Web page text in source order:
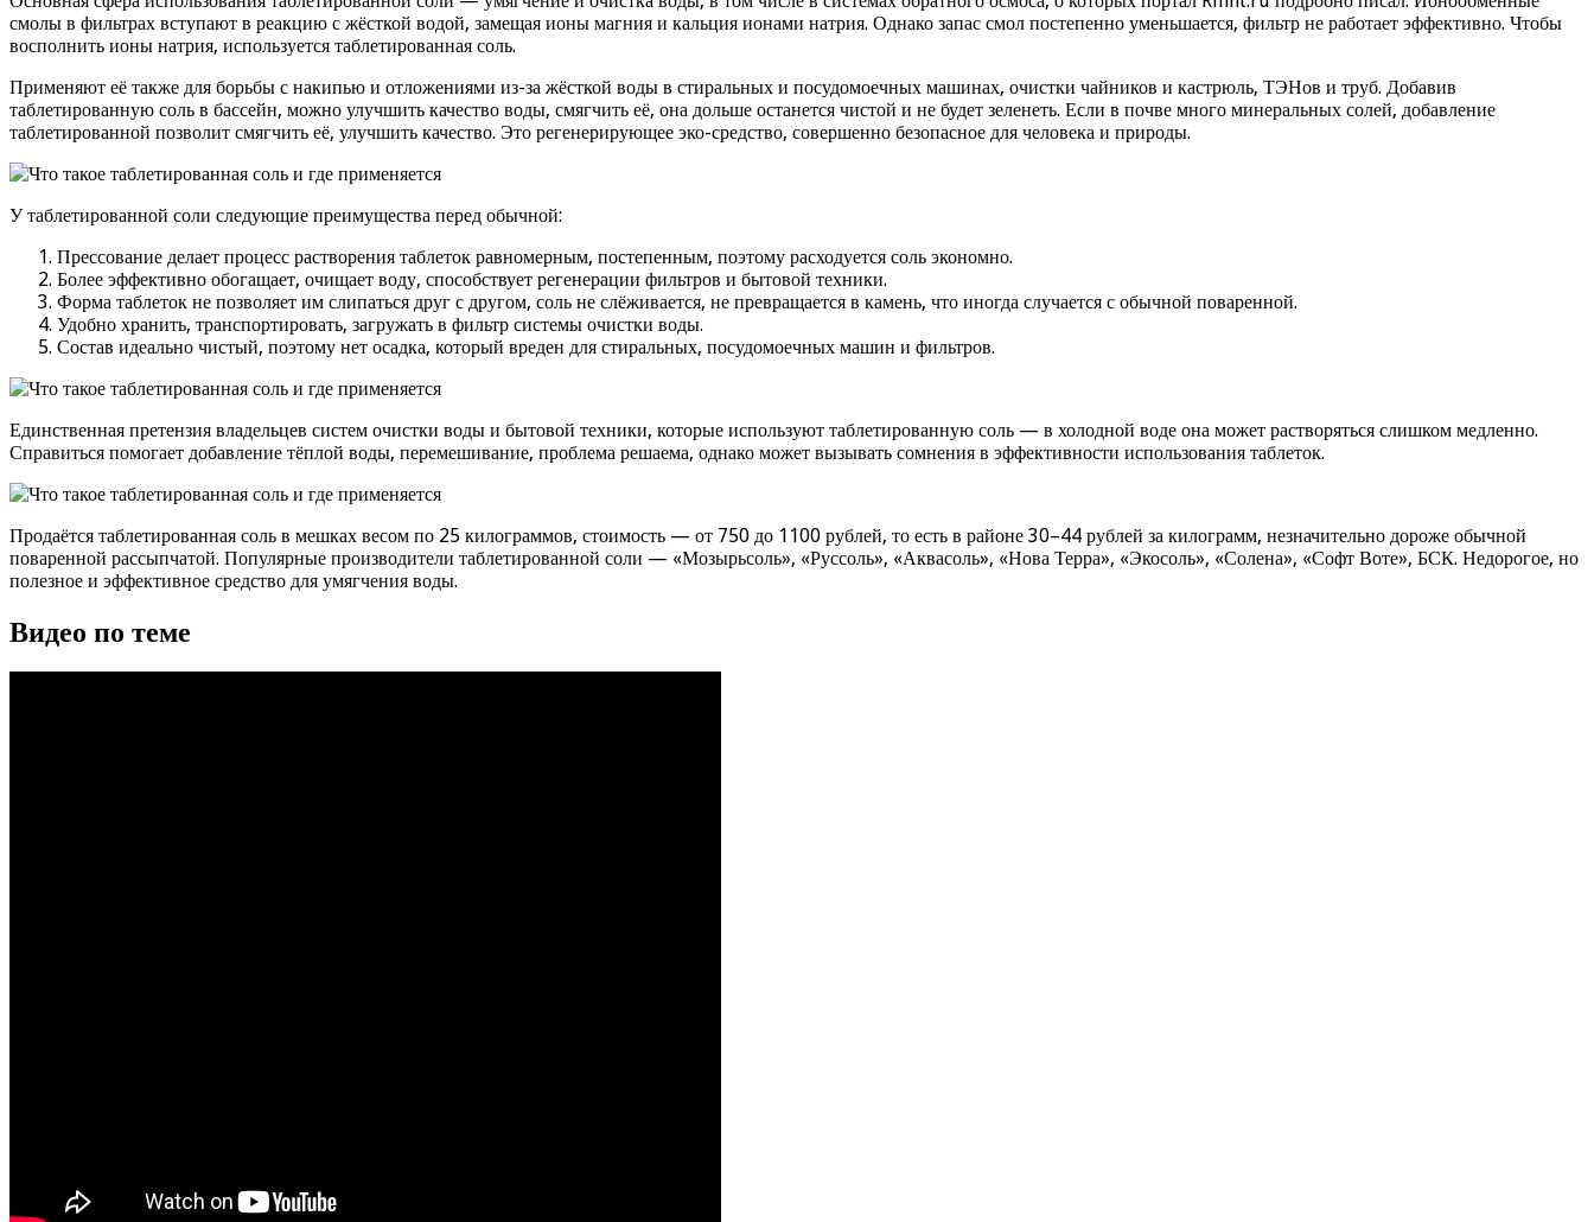
смолы в фильтрах вступают в реакцию с жёсткой водой, замещая ионы магния и кальция ионами натрия. Однако запас смол постепенно уменьшается, фильтр не работает эффективно. Чтобы
восполнить ионы натрия, используется таблетированная соль.
Применяют её также для борьбы с накипью и отложениями из-за жёсткой воды в стиральных и посудомоечных машинах, очистки чайников и кастрюль, ТЭНов и труб. Добавив
таблетированную соль в бассейн, можно улучшить качество воды, смягчить её, она дольше останется чистой и не будет зеленеть. Если в почве много минеральных солей, добавление
таблетированной позволит смягчить её, улучшить качество. Это регенерирующее эко-средство, совершенно безопасное для человека и природы.
У таблетированной соли следующие преимущества перед обычной:
Прессование делает процесс растворения таблеток равномерным, постепенным, поэтому расходуется соль экономно.
Более эффективно обогащает, очищает воду, способствует регенерации фильтров и бытовой техники.
Форма таблеток не позволяет им слипаться друг с другом, соль не слёживается, не превращается в камень, что иногда случается с обычной поваренной.
Удобно хранить, транспортировать, загружать в фильтр системы очистки воды.
Состав идеально чистый, поэтому нет осадка, который вреден для стиральных, посудомоечных машин и фильтров.
Единственная претензия владельцев систем очистки воды и бытовой техники, которые используют таблетированную соль — в холодной воде она может растворяться слишком медленно.
Справиться помогает добавление тёплой воды, перемешивание, проблема решаема, однако может вызывать сомнения в эффективности использования таблеток.
Продаётся таблетированная соль в мешках весом по 25 килограммов, стоимость — от 750 до 1100 рублей, то есть в районе 30–44 рублей за килограмм, незначительно дороже обычной
поваренной рассыпчатой. Популярные производители таблетированной соли — «Мозырьсоль», «Руссоль», «Аквасоль», «Нова Терра», «Экосоль», «Солена», «Софт Воте», БСК. Недорогое, но
полезное и эффективное средство для умягчения воды.
Видео по теме